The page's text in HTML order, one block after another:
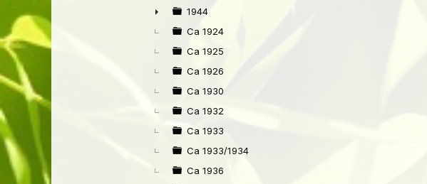
►
1944
Ca 1924
Ca 1925
Ca 1926
Ca 1930
Ca 1932
Ca 1933
Ca 1933/1934
Ca 1936